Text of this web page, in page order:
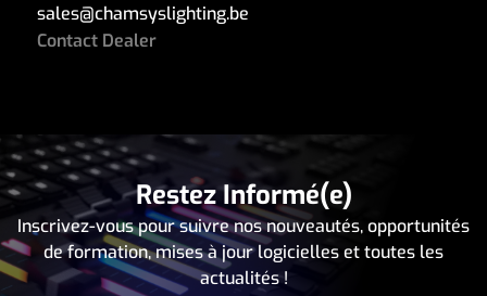
sales@chamsyslighting.be
Contact Dealer
Restez Informé(e)
Inscrivez-vous pour suivre nos nouveautés, opportunités
de formation, mises à jour logicielles et toutes les
actualités !